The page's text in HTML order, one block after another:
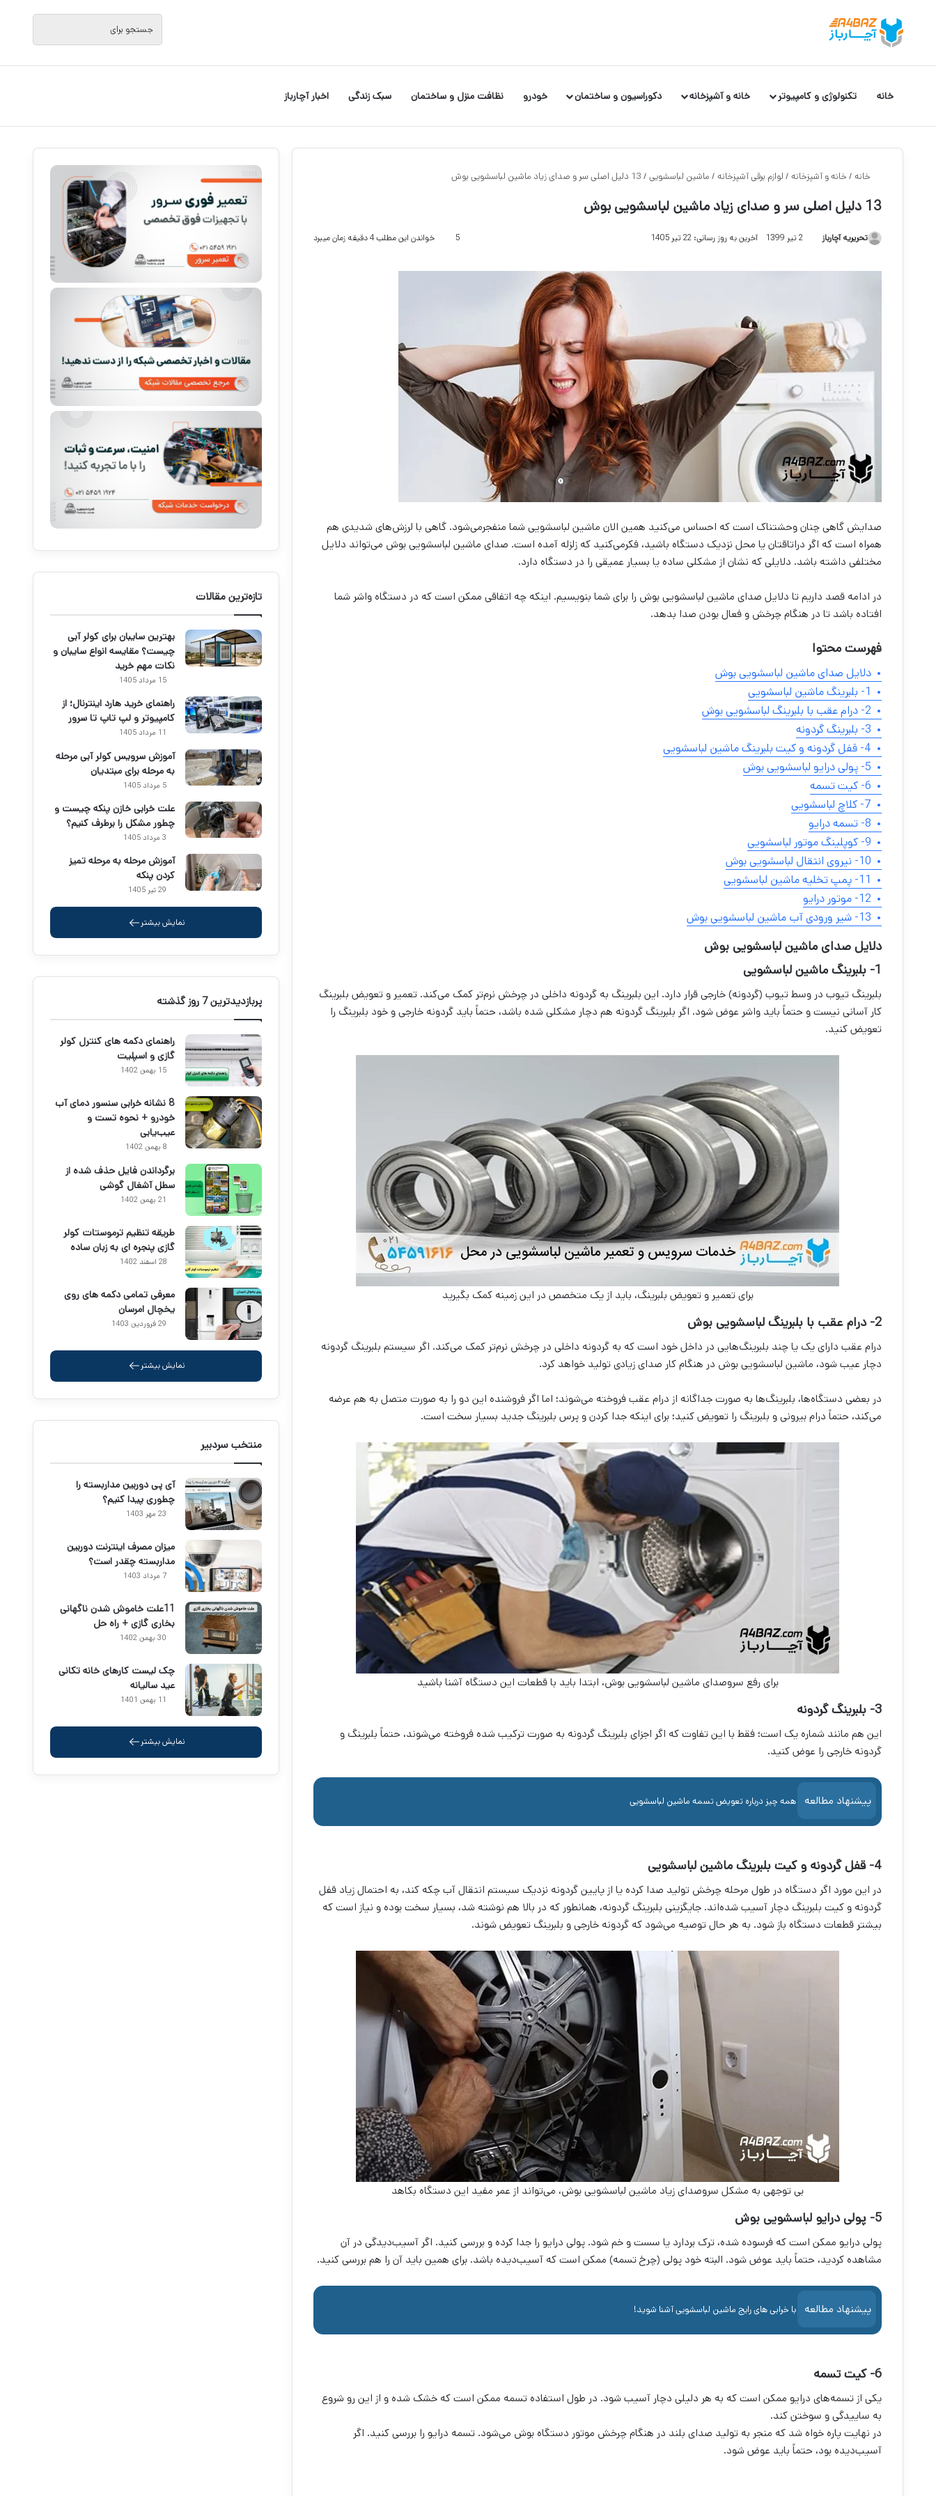
جستجو
خانه تکنولوژی و کامپیوتر خانه و آشپزخانه دکوراسیون و ساختمان خودرو نظافت منزل و ساختمان سبک زندگی اخبار آچارباز
خانه / خانه و آشپزخانه / لوازم برقی آشپزخانه / ماشین لباسشویی / 13 دلیل اصلی سر و صدای زیاد ماشین لباسشویی بوش
13 دلیل اصلی سر و صدای زیاد ماشین لباسشویی بوش
تحریریه آچارباز 2 تیر 1399 آخرین به روز رسانی: 22 تیر 1405 5 خواندن این مطلب 4 دقیقه زمان میبرد
صدایش گاهی چنان وحشتناک است که احساس می‌کنید همین الان ماشین لباسشویی شما منفجرمی‌شود. گاهی با لرزش‌های شدیدی هم
همراه است که اگر دراتاقتان یا محل نزدیک دستگاه باشید، فکرمی‌کنید که زلزله آمده است. صدای ماشین لباسشویی بوش می‌تواند دلایل
مختلفی داشته باشد. دلایلی که نشان از مشکلی ساده یا بسیار عمیقی را در دستگاه دارد.
در ادامه قصد داریم تا دلایل صدای ماشین لباسشویی بوش را برای شما بنویسیم. اینکه چه اتفاقی ممکن است که در دستگاه واشر شما
افتاده باشد تا در هنگام چرخش و فعال بودن صدا بدهد.
فهرست محتوا
دلایل صدای ماشین لباسشویی بوش
1- بلبرینگ ماشین لباسشویی
2- درام عقب با بلبرینگ لباسشویی بوش
3- بلبرینگ گردونه
4- قفل گردونه و کیت بلبرینگ ماشین لباسشویی
5- پولی درایو لباسشویی بوش
6- کیت تسمه
7- کلاچ لباسشویی
8- تسمه درایو
9- کوپلینگ موتور لباسشویی
10- نیروی انتقال لباسشویی بوش
11- پمپ تخلیه ماشین لباسشویی
12- موتور درایو
13- شیر ورودی آب ماشین لباسشویی بوش
دلایل صدای ماشین لباسشویی بوش
1- بلبرینگ ماشین لباسشویی
بلبرینگ تیوب در وسط تیوب (گردونه) خارجی قرار دارد. این بلبرینگ به گردونه داخلی در چرخش نرم‌تر کمک می‌کند. تعمیر و تعویض بلبرینگ
کار آسانی نیست و حتماً باید واشر عوض شود. اگر بلبرینگ گردونه هم دچار مشکلی شده باشد، حتماً باید گردونه خارجی و خود بلبرینگ را
تعویض کنید.
برای تعمیر و تعویض بلبرینگ، باید از یک متخصص در این زمینه کمک بگیرید
2- درام عقب با بلبرینگ لباسشویی بوش
درام عقب دارای یک یا چند بلبرینگ‌هایی در داخل خود است که به گردونه داخلی در چرخش نرم‌تر کمک می‌کند. اگر سیستم بلبرینگ گردونه
دچار عیب شود، ماشین لباسشویی بوش در هنگام کار صدای زیادی تولید خواهد کرد.
در بعضی دستگاه‌ها، بلبرینگ‌ها به صورت جداگانه از درام عقب فروخته می‌شوند؛ اما اگر فروشنده این دو را به صورت متصل به هم عرضه
می‌کند، حتماً درام بیرونی و بلبرینگ را تعویض کنید؛ برای اینکه جدا کردن و پرس بلبرینگ جدید بسیار سخت است.
برای رفع سروصدای ماشین لباسشویی بوش، ابتدا باید با قطعات این دستگاه آشنا باشید
3- بلبرینگ گردونه
این هم مانند شماره یک است؛ فقط با این تفاوت که اگر اجزای بلبرینگ گردونه به صورت ترکیب شده فروخته می‌شوند، حتماً بلبرینگ و
گردونه خارجی را عوض کنید.
پیشنهاد مطالعه همه چیز درباره تعویض تسمه ماشین لباسشویی
4- قفل گردونه و کیت بلبرینگ ماشین لباسشویی
در این مورد اگر دستگاه در طول مرحله چرخش تولید صدا کرده یا از پایین گردونه نزدیک سیستم انتقال آب چکه کند، به احتمال زیاد قفل
گردونه و کیت بلبرینگ دچار آسیب شده‌اند. جایگزینی بلبرینگ گردونه، همانطور که در بالا هم نوشته شد، بسیار سخت بوده و نیاز است که
بیشتر قطعات دستگاه باز شود. به هر حال توصیه می‌شود که گردونه خارجی و بلبرینگ تعویض شوند.
بی توجهی به مشکل سروصدای زیاد ماشین لباسشویی بوش، می‌تواند از عمر مفید این دستگاه بکاهد
5- پولی درایو لباسشویی بوش
پولی درایو ممکن است که فرسوده شده، ترک بردارد یا سست و خم شود. پولی درایو را جدا کرده و بررسی کنید. اگر آسیب‌دیدگی در آن
مشاهده کردید، حتماً باید عوض شود. البته خود پولی (چرخ تسمه) ممکن است که آسیب‌دیده باشد. برای همین باید آن را هم بررسی کنید.
پیشنهاد مطالعه با خرابی های رایج ماشین لباسشویی آشنا شوید!
6- کیت تسمه
یکی از تسمه‌های درایو ممکن است که به هر دلیلی دچار آسیب شود. در طول استفاده تسمه ممکن است که خشک شده و از این رو شروع
به ساییدگی و سوختن کند.
در نهایت پاره خواه شد که منجر به تولید صدای بلند در هنگام چرخش موتور دستگاه بوش می‌شود. تسمه درایو را بررسی کنید. اگر
آسیب‌دیده بود، حتماً باید عوض شود.
تازه‌ترین مقالات
بهترین سایبان برای کولر آبی
چیست؟ مقایسه انواع سایبان و
نکات مهم خرید
15 مرداد 1405
راهنمای خرید هارد اینترنال؛ از
کامپیوتر و لپ تاپ تا سرور
11 مرداد 1405
آموزش سرویس کولر آبی مرحله
به مرحله برای مبتدیان
5 مرداد 1405
علت خرابی خازن پنکه چیست و
چطور مشکل را برطرف کنیم؟
3 مرداد 1405
آموزش مرحله به مرحله تمیز
کردن پنکه
29 تیر 1405
نمایش بیشتر
پربازدیدترین 7 روز گذشته
راهنمای دکمه های کنترل کولر
گازی و اسپلیت
15 بهمن 1402
8 نشانه خرابی سنسور دمای آب
خودرو + نحوه تست و
عیب‌یابی
8 بهمن 1402
برگرداندن فایل حذف شده از
سطل آشغال گوشی
21 بهمن 1402
طریقه تنظیم ترموستات کولر
گازی پنجره ای به زبان ساده
28 اسفند 1402
معرفی تمامی دکمه های روی
یخچال امرسان
29 فروردین 1403
نمایش بیشتر
منتخب سردبیر
آی پی دوربین مداربسته را
چطوری پیدا کنیم؟
23 مهر 1403
میزان مصرف اینترنت دوربین
مداربسته چقدر است؟
7 مرداد 1403
11علت خاموش شدن ناگهانی
بخاری گازی + راه حل
30 بهمن 1402
چک لیست کارهای خانه تکانی
عید سالیانه
11 بهمن 1401
نمایش بیشتر